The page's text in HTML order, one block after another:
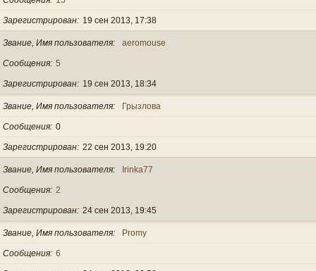
Зарегистрирован 19 сен 2013, 17:38
Звание, Имя пользователя aeromouse
Сообщения 5
Зарегистрирован 19 сен 2013, 18:34
Звание, Имя пользователя Грызлова
Сообщения 0
Зарегистрирован 22 сен 2013, 19:20
Звание, Имя пользователя Irinka77
Сообщения 2
Зарегистрирован 24 сен 2013, 19:45
Звание, Имя пользователя Promy
Сообщения 6